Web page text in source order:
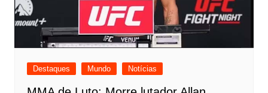
Destaques Mundo Notícias